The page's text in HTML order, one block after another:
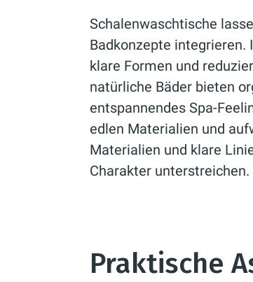
Schalenwaschtische
Badkonzepte
klare Formen und
natürliche Bäder bieten
entspannendes Spa-
edlen Materialien und
Materialien und klare
Charakter unterstreichen.
Praktische